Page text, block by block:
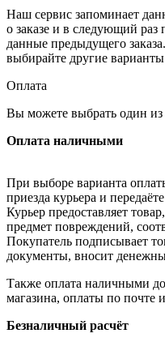
Наш сервис запоминает
о заказе и в следующий
данные предыдущего
выбирайте другие
Оплата
Вы можете выбрать один из
Оплата наличными
При выборе варианта
приезда курьера и
Курьер предоставляет
предмет повреждений,
Покупатель подписывает
документы, вносит
Также оплата наличными
магазина, оплаты по почте
Безналичный расчёт